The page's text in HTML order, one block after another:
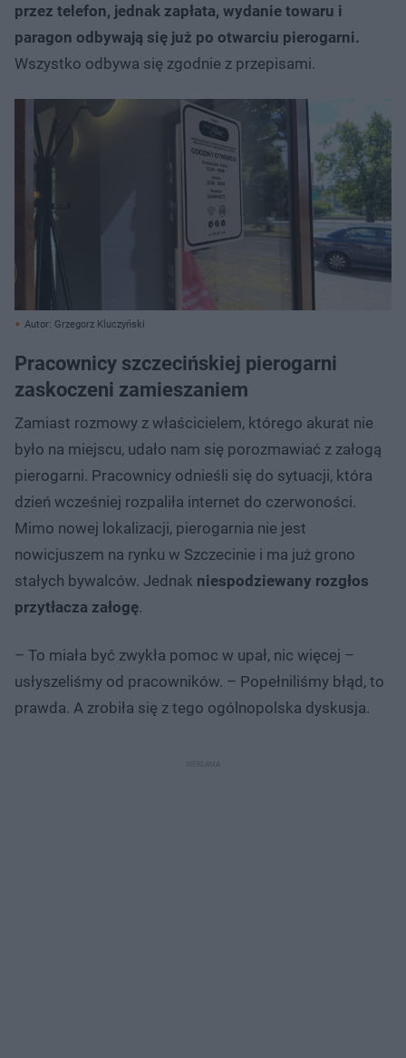
przez telefon, jednak zapłata, wydanie towaru i
paragon odbywają się już po otwarciu pierogarni.
Wszystko odbywa się zgodnie z przepisami.
Autor: Grzegorz Kluczyński
Pracownicy szczecińskiej pierogarni
zaskoczeni zamieszaniem
Zamiast rozmowy z właścicielem, którego akurat nie
było na miejscu, udało nam się porozmawiać z załogą
pierogarni. Pracownicy odnieśli się do sytuacji, która
dzień wcześniej rozpaliła internet do czerwoności.
Mimo nowej lokalizacji, pierogarnia nie jest
nowicjuszem na rynku w Szczecinie i ma już grono
stałych bywalców. Jednak niespodziewany rozgłos
przytłacza załogę.
– To miała być zwykła pomoc w upał, nic więcej –
usłyszeliśmy od pracowników. – Popełniliśmy błąd, to
prawda. A zrobiła się z tego ogólnopolska dyskusja.